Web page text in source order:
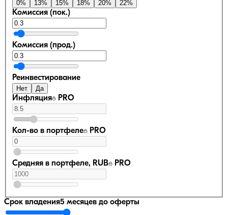
0% 13% 15% 18% 20% 22%
Комиссия (пок.)
Комиссия (прод.)
Реинвестирование
Нет Да
Инфляция PRO
Кол-во в портфеле PRO
Средняя в портфеле, RUB PRO
Срок владения5 месяцев до оферты